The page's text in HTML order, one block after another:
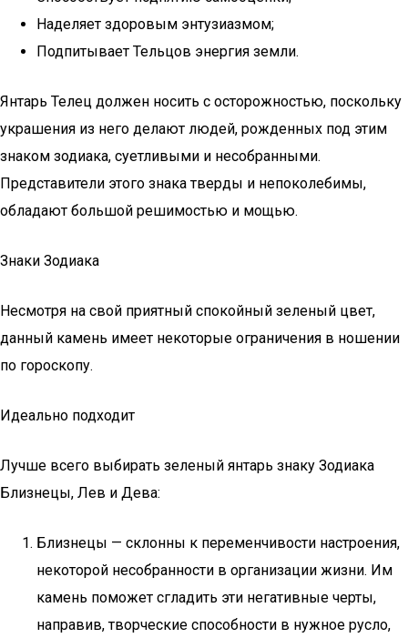
Наделяет здоровым энтузиазмом;
Подпитывает Тельцов энергия земли.
Янтарь Телец должен носить с осторожностью, поскольку
украшения из него делают людей, рожденных под этим
знаком зодиака, суетливыми и несобранными.
Представители этого знака тверды и непоколебимы,
обладают большой решимостью и мощью.
Знаки Зодиака
Несмотря на свой приятный спокойный зеленый цвет,
данный камень имеет некоторые ограничения в ношении
по гороскопу.
Идеально подходит
Лучше всего выбирать зеленый янтарь знаку Зодиака
Близнецы, Лев и Дева:
Близнецы — склонны к переменчивости настроения,
некоторой несобранности в организации жизни. Им
камень поможет сгладить эти негативные черты,
направив, творческие способности в нужное русло,